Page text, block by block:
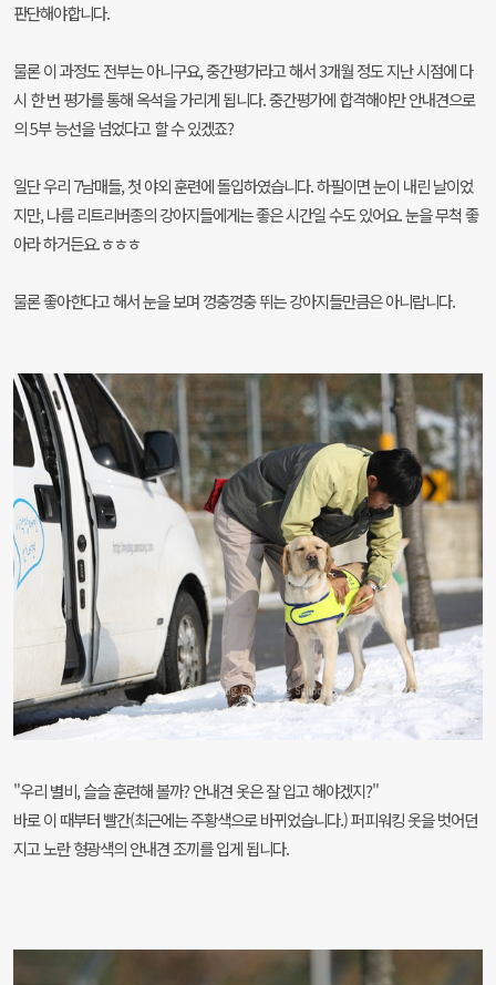
판단해야합니다.
물론 이 과정도 전부는 아니구요, 중간평가라고 해서 3개월 정도 지난 시점에 다
시 한 번 평가를 통해 옥석을 가리게 됩니다. 중간평가에 합격해야만 안내견으로
의 5부 능선을 넘었다고 할 수 있겠죠?
일단 우리 7남매들, 첫 야외 훈련에 돌입하였습니다. 하필이면 눈이 내린 날이었
지만, 나름 리트리버종의 강아지들에게는 좋은 시간일 수도 있어요. 눈을 무척 좋
아라 하거든요.ㅎㅎㅎ
물론 좋아한다고 해서 눈을 보며 껑충껑충 뛰는 강아지들만큼은 아니랍니다.
"우리 별비, 슬슬 훈련해 볼까? 안내견 옷은 잘 입고 해야겠지?"
바로 이 때부터 빨간(최근에는 주황색으로 바뀌었습니다.) 퍼피워킹 옷을 벗어던
지고 노란 형광색의 안내견 조끼를 입게 됩니다.